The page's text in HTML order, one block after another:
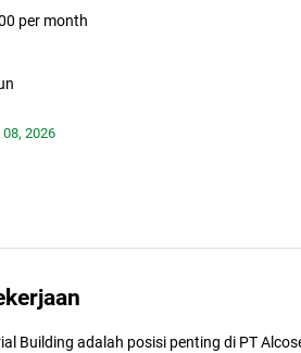
per month
2026
Building adalah posisi penting di PT